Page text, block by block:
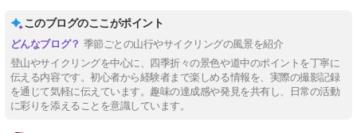
このブログのここがポイント
季節ごとの山行やサイクリングの風景を紹介
登山やサイクリングを中心に、四季折々の景色や道中のポイントを丁寧に
伝える内容です。初心者から経験者まで楽しめる情報を、実際の撮影記録
を通じて気軽に伝えています。趣味の達成感や発見を共有し、日常の活動
に彩りを添えることを意識しています。